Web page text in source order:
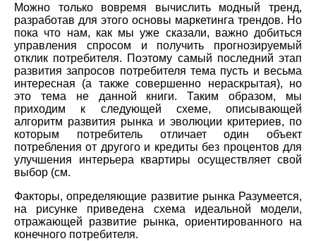
Можно только вовремя вычислить модный тренд,
разработав для этого основы маркетинга трендов. Но
пока что нам, как мы уже сказали, важно добиться
управления спросом и получить прогнозируемый
отклик потребителя. Поэтому самый последний этап
развития запросов потребителя тема пусть и весьма
интересная (а также совершенно нераскрытая), но
это тема не данной книги. Таким образом, мы
приходим к следующей схеме, описывающей
алгоритм развития рынка и эволюции критериев, по
которым потребитель отличает один объект
потребления от другого и кредиты без процентов для
улучшения интерьера квартиры осуществляет свой
выбор (см.
Факторы, определяющие развитие рынка Разумеется,
на рисунке приведена схема идеальной модели,
отражающей развитие рынка, ориентированного на
конечного потребителя.